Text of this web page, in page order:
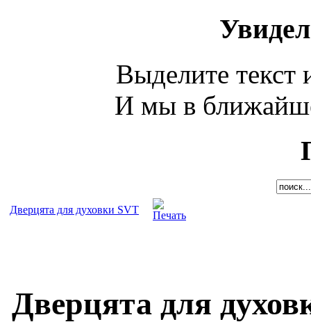
Выделите
И мы в
Дверцята для духовки SVT
Дверцята для